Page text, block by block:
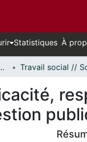
Statistiques À
of Social Sciences